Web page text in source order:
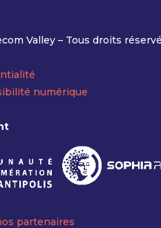
Valley – Tous droits
numérique
partenaires